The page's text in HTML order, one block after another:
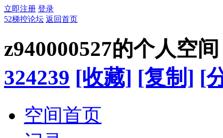
立即注册 登录
52梯控论坛 返回首页
z940000527的个人空间
324239 [收藏] [复制] [
空间首页